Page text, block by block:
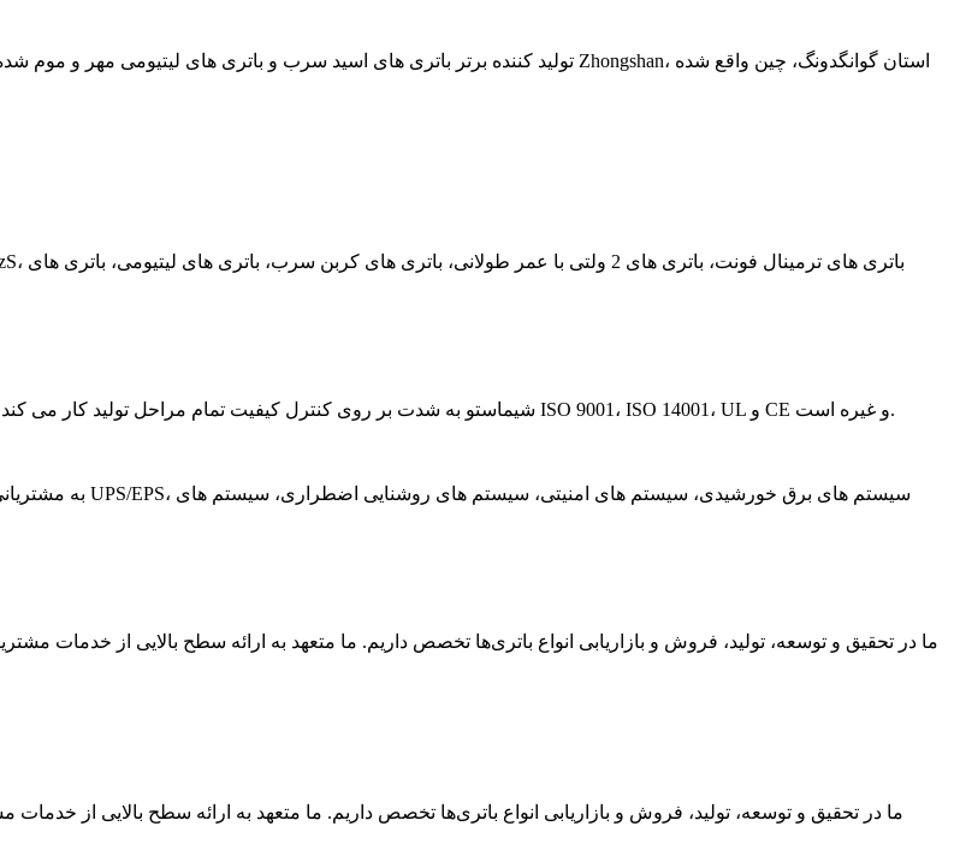
شیماستو به شدت بر روی کنترل کیفیت تمام مراحل تولید کار می کند و از عملکرد قابل اعتماد و کیفیت بالا اطمینان می دهد و این شرکت دارای گواهینامه ISO 9001، ISO 14001، UL و CE و غیره است.